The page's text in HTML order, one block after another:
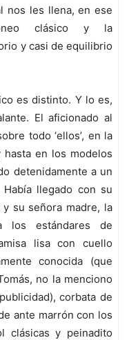
nos les llena, en ese
clásico y la
y casi de equilibrio
es distinto. Y lo es,
El aficionado al
todo ‘ellos’, en la
en los modelos
detenidamente a un
llegado con su
su señora madre, la
los estándares de
lisa con cuello
conocida (que
no la menciono
corbata de
ante marrón con los
clásicas y peinadito